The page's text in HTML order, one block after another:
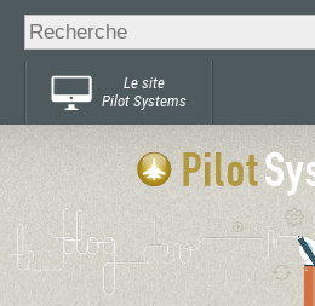
Chercher par
Recherche
avancée…
Le site
Pilot Systems